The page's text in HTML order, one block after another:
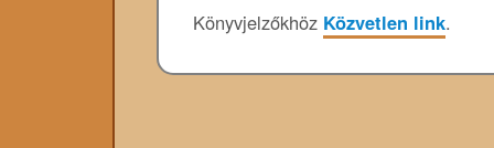
Könyvjelzőkhöz Közvetlen link.